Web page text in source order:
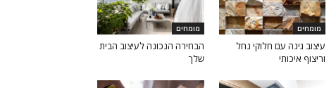
מומחים
עיצוב גינה עם חלוקי נחל
וריצוף איכותי
מומחים
הבחירה הנכונה לעיצוב הבית
שלך